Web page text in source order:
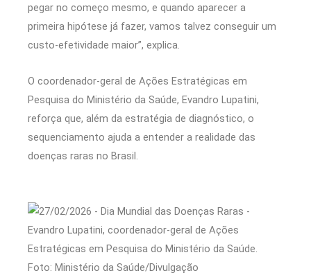
pegar no começo mesmo, e quando aparecer a
primeira hipótese já fazer, vamos talvez conseguir um
custo-efetividade maior”, explica.
O coordenador-geral de Ações Estratégicas em
Pesquisa do Ministério da Saúde, Evandro Lupatini,
reforça que, além da estratégia de diagnóstico, o
sequenciamento ajuda a entender a realidade das
doenças raras no Brasil.